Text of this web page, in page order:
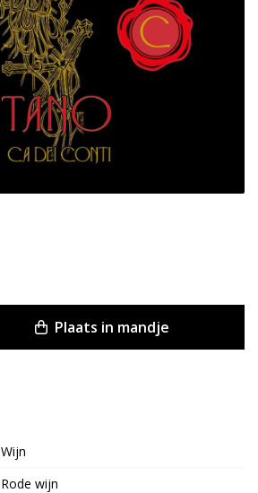
Plaats in mandje
Wijn
Rode wijn